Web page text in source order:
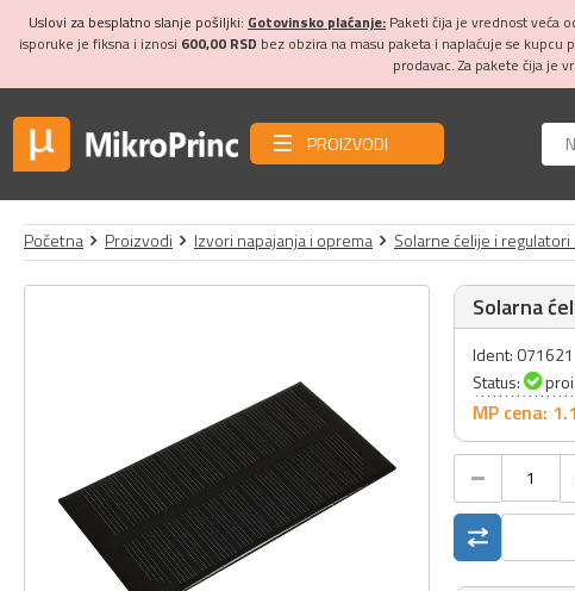
Uslovi za besplatno slanje pošiljki: Gotovinsko plaćanje: Paketi čija je vrednost veća
isporuke je fiksna i iznosi 600,00 RSD bez obzira na masu paketa i naplaćuje se kupcu
prodavac. Za pakete čija je
PROIZVODI
Početna Proizvodi Izvori napajanja i oprema Solarne ćelije i
Solarna
Ident: 071621
Status:
MP cena: